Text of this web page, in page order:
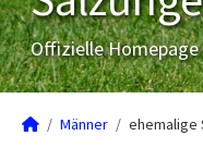
Offizielle Homepage
Männer ehemalige